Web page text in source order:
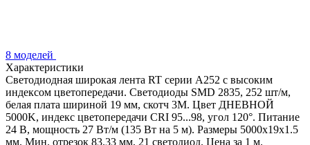
8 моделей
Характеристики
Светодиодная широкая лента RT серии A252 с высоким
индексом цветопередачи. Светодиоды SMD 2835, 252 шт/м,
белая плата шириной 19 мм, скотч 3М. Цвет ДНЕВНОЙ
5000K, индекс цветопередачи CRI 95...98, угол 120°. Питание
24 В, мощность 27 Вт/м (135 Вт на 5 м). Размеры 5000х19х1.5
мм. Мин. отрезок 83.33 мм, 21 светодиод. Цена за 1 м.